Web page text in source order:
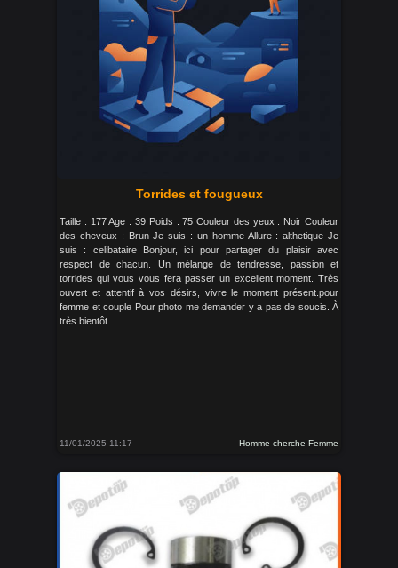
Torrides et fougueux
Taille : 177 Age : 39 Poids : 75 Couleur des yeux : Noir Couleur
des cheveux : Brun Je suis : un homme Allure : althetique Je
suis : celibataire Bonjour, ici pour partager du plaisir avec
respect de chacun. Un mélange de tendresse, passion et
torrides qui vous vous fera passer un excellent moment. Très
ouvert et attentif à vos désirs, vivre le moment présent.pour
femme et couple Pour photo me demander y a pas de soucis. À
très bientôt
11/01/2025 11:17 Homme cherche Femme